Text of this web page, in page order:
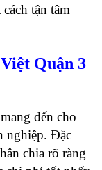
tận tâm
Quận 3
đến cho
nghiệp. Đặc
chia rõ ràng